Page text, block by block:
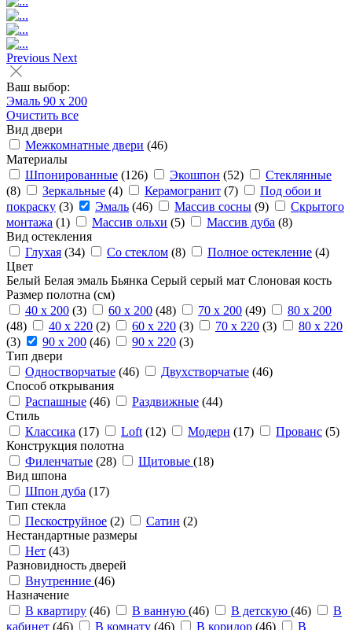
Previous Next
Ваш выбор:
Эмаль 90 x 200
Очистить все
Вид двери
Межкомнатные двери (46)
Материалы
Шпонированные (126) Экошпон (52)
Стеклянные
(8)
Зеркальные (4) Керамогранит (7)
Под обои и
покраску (3) Эмаль (46) Массив сосны (9)
Скрытого
монтажа (1) Массив ольхи (5) Массив дуба (8)
Вид остекления
Глухая (34) Со стеклом (8) Полное остекление (4)
Цвет
Белый Белая эмаль Бьянка Серый серый мат Слоновая кость
Размер полотна (см)
40 x 200 (3) 60 x 200 (48) 70 x 200 (49)
80 x 200
(48)
40 x 220 (2) 60 x 220 (3) 70 x 220 (3)
80 x 220
(3)
90 x 200 (46) 90 x 220 (3)
Тип двери
Одностворчатые (46) Двухстворчатые (46)
Способ открывания
Распашные (46) Раздвижные (44)
Стиль
Классика (17) Loft (12) Модерн (17) Прованс (5)
Конструкция полотна
Филенчатые (28) Щитовые (18)
Вид шпона
Шпон дуба (17)
Тип стекла
Пескоструйное (2) Сатин (2)
Нестандартные размеры
Нет (43)
Разновидность дверей
Внутренние (46)
Назначение
В квартиру (46) В ванную (46) В детскую (46)
В
кабинет (46) В комнату (46) В коридор (46)
В